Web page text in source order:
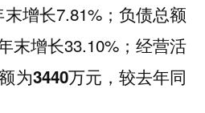
增长7.81%；负债总额
末增长33.10%；经营活
为3440万元， 较去年同